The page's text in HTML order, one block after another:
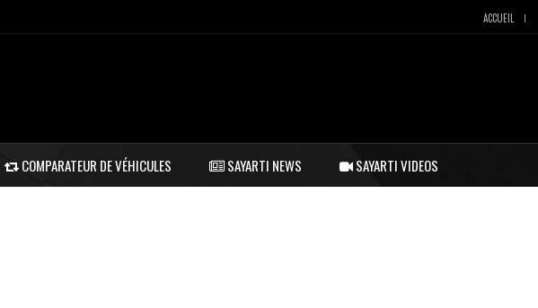
ACCUEIL
COMPARATEUR DE VÉHICULES SAYARTI NEWS SAYARTI VIDEOS